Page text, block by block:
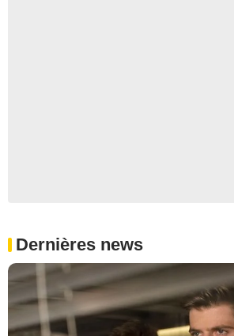
Dernières news